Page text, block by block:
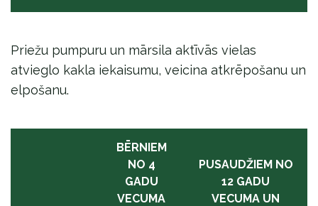
Priežu pumpuru un mārsila aktīvās vielas
atvieglo kakla iekaisumu, veicina atkrēpošanu un
elpošanu.
BĒRNIEM
NO 4
GADU
VECUMA
PUSAUDŽIEM NO
12 GADU
VECUMA UN